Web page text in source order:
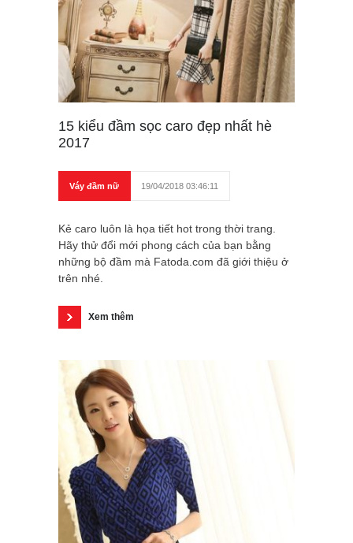
15 kiểu đầm sọc caro đẹp nhất hè
2017
Váy đầm nữ 19/04/2018 03:46:11
Kẻ caro luôn là họa tiết hot trong thời trang.
Hãy thử đổi mới phong cách của bạn bằng
những bộ đầm mà Fatoda.com đã giới thiệu ở
trên nhé.
Xem thêm